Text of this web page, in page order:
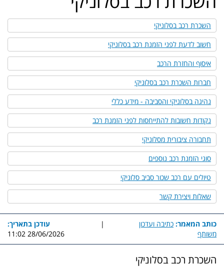
השכרת רכב בסלוניקי
חשוב לדעת לפני הזמנת רכב בסלוניקי
איסוף והחזרת הרכב
חברות השכרת רכב בסלוניקי
נהיגה בסלוניקי והסביבה - מידע כללי
נקודות חשובות להתייחסות לפני הזמנת רכב
תחבורה ציבורית מסלוניקי
סוגי הזמנת רכב נוספים
טיולים עם רכב שכור סביב סלוניקי
שאלות ויצירת קשר
כותב המאמר: כתיבה ועדכון
משותף
|
עודכן בתאריך:
28/06/2026 11:02
השכרת רכב בסלוניקי